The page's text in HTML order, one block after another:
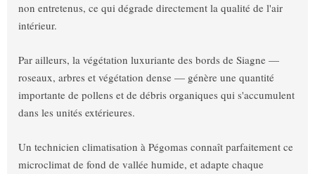
non entretenus, ce qui dégrade directement la qualité de l'air
intérieur.
Par ailleurs, la végétation luxuriante des bords de Siagne —
roseaux, arbres et végétation dense — génère une quantité
importante de pollens et de débris organiques qui s'accumulent
dans les unités extérieures.
Un technicien climatisation à Pégomas connaît parfaitement ce
microclimat de fond de vallée humide, et adapte chaque